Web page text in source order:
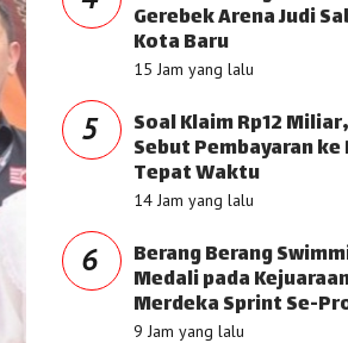
Gerebek Arena Judi
Kota Baru
15 Jam yang lalu
5 Soal Klaim Rp12
Sebut Pembayaran ke
Tepat Waktu
14 Jam yang lalu
6 Berang Berang
Medali pada
Merdeka Sprint Se-
9 Jam yang lalu